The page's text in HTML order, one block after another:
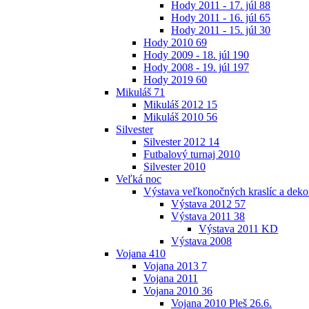
Hody 2011 - 17. júl 88
Hody 2011 - 16. júl 65
Hody 2011 - 15. júl 30
Hody 2010 69
Hody 2009 - 18. júl 190
Hody 2008 - 19. júl 197
Hody 2019 60
Mikuláš 71
Mikuláš 2012 15
Mikuláš 2010 56
Silvester
Silvester 2012 14
Futbalový turnaj 2010
Silvester 2010
Veľká noc
Výstava veľkonočných kraslíc a
Výstava 2012 57
Výstava 2011 38
Výstava 2011 KD
Výstava 2008
Vojana 410
Vojana 2013 7
Vojana 2011
Vojana 2010 36
Vojana 2010 Pleš 26.6.